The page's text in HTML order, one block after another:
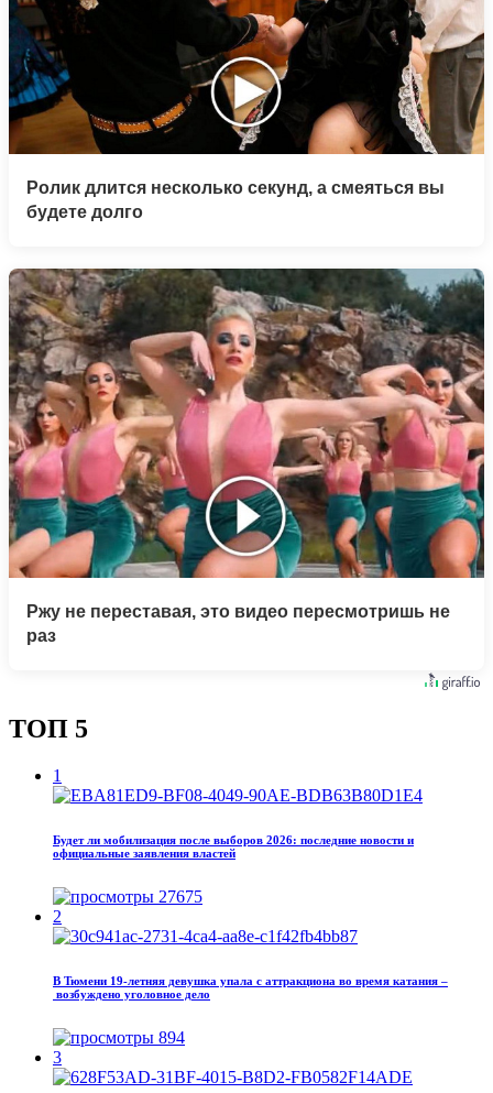
Ролик длится несколько секунд, а смеяться вы
будете долго
Ржу не переставая, это видео пересмотришь не
раз
ТОП 5
1
Будет ли мобилизация после выборов 2026: последние новости и
официальные заявления властей
27675
2
В Тюмени 19‑летняя девушка упала с аттракциона во время катания –
возбуждено уголовное дело
894
3